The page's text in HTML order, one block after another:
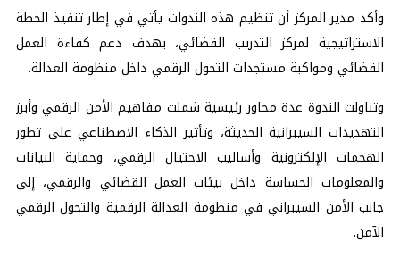
وأكد مدير المركز أن تنظيم هذه الندوات يأتي في إطار تنفيذ الخطة
الاستراتيجية لمركز التدريب القضائي، بهدف دعم كفاءة العمل
القضائي ومواكبة مستجدات التحول الرقمي داخل منظومة العدالة.
وتناولت الندوة عدة محاور رئيسية شملت مفاهيم الأمن الرقمي وأبرز
التهديدات السيبرانية الحديثة، وتأثير الذكاء الاصطناعي على تطور
الهجمات الإلكترونية وأساليب الاحتيال الرقمي، وحماية البيانات
والمعلومات الحساسة داخل بيئات العمل القضائي والرقمي، إلى
جانب الأمن السيبراني في منظومة العدالة الرقمية والتحول الرقمي
الآمن.